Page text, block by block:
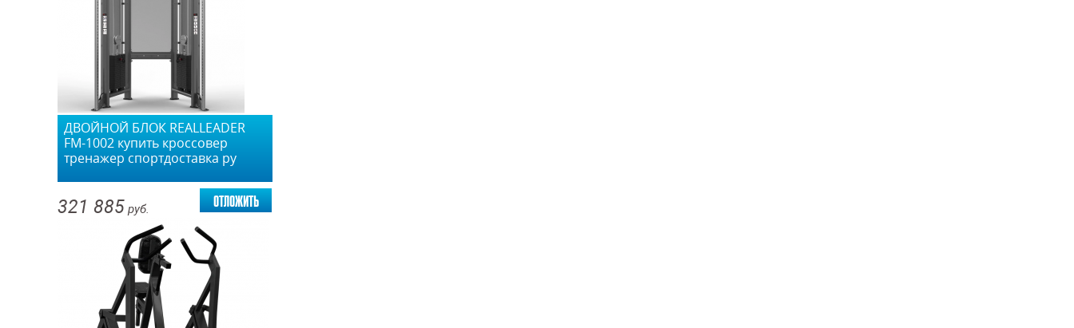
ДВОЙНОЙ БЛОК REALLEADER
FM-1002 купить кроссовер
тренажер спортдоставка ру
321 885 руб. отложить